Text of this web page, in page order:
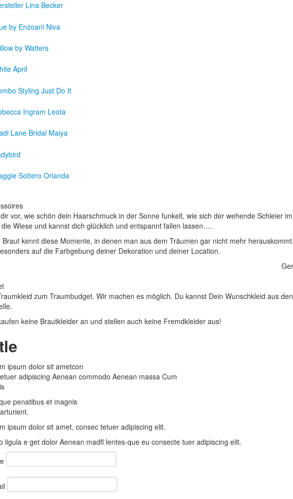
vor, wie schön dein Haarschmuck in der Sonne funkelt, wie sich der wehende Schleier
Wiese und kannst dich glücklich und entspannt fallen lassen….
Braut kennt diese Momente, in denen man aus dem Träumen gar nicht mehr
auf die Farbgebung deiner Dekoration und deiner Location.
zum Traumbudget. Wir machen es möglich. Du kannst Dein Wunschkleid aus
keine Brautkleider an und stellen auch keine Fremdkleider aus!
ipsum dolor sit ametcon
adipiscing Aenean commodo Aenean massa Cum
penatibus et magnis
ipsum dolor sit amet, consec tetuer adipiscing elit.
ligula e get dolor Aenean madfl lentes-que eu consecte tuer adipiscing elit.